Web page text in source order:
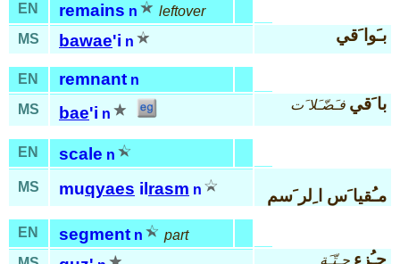
EN remains n
leftover
MS
bawae'i n بـَوا َقي
EN remnant n
MS
bae'i n
با َقي فـَضّـَلا َت
EN scale n
MS muqyaes il rasm n مـُقيا َس ا ِلر َسم
EN segment n
part
جـُزء حـِتّـَة